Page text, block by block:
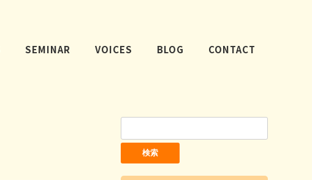
SEMINAR VOICES BLOG CONTACT
索: